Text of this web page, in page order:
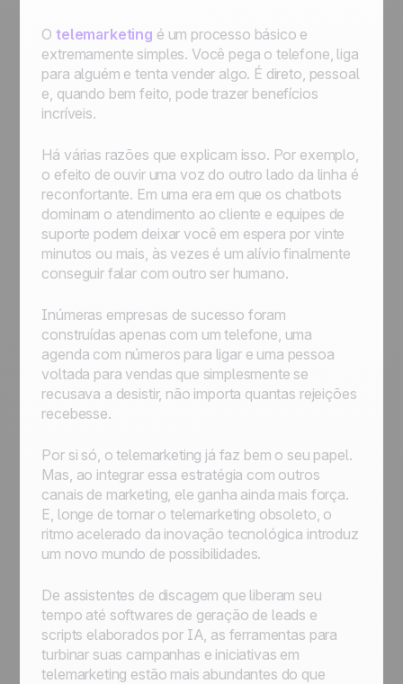
Otelemarketing é um processo básico e
extremamente simples. Você pega o telefone, liga
para alguém e tenta vender algo. É direto, pessoal
e, quando bem feito, pode trazer benefícios
incríveis.
Há várias razões que explicam isso. Por exemplo,
o efeito de ouvir uma voz do outro lado da linha é
reconfortante. Em uma era em que os chatbots
dominam o atendimento ao cliente e equipes de
suporte podem deixar você em espera por vinte
minutos ou mais, às vezes é um alívio finalmente
conseguir falar com outro ser humano.
Inúmeras empresas de sucesso foram
construídas apenas com um telefone, uma
agenda com números para ligar e uma pessoa
voltada para vendas que simplesmente se
recusava a desistir, não importa quantas rejeições
recebesse.
Por si só, o telemarketing já faz bem o seu papel.
Mas, ao integrar essa estratégia com outros
canais de marketing, ele ganha ainda mais força.
E, longe de tornar o telemarketing obsoleto, o
ritmo acelerado da inovação tecnológica introduz
um novo mundo de possibilidades.
De assistentes de discagem que liberam seu
tempo até softwares de geração de leads e
scripts elaborados por IA, as ferramentas para
turbinar suas campanhas e iniciativas em
telemarketing estão mais abundantes do que